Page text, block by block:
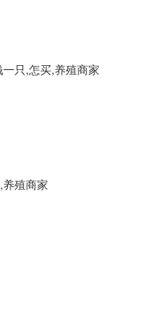
只,怎买,养殖商家
殖商家